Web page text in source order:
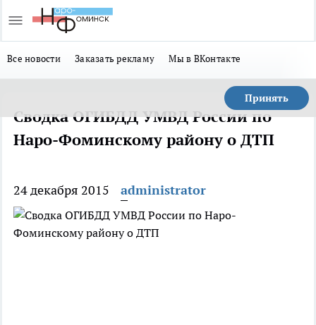
Все новости Заказать рекламу Мы в ВКонтакте
Принять
Сводка ОГИБДД УМВД России по
Наро-Фоминскому району о ДТП
24 декабря 2015 administrator